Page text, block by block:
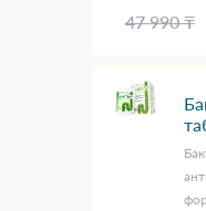
47 990 ₸